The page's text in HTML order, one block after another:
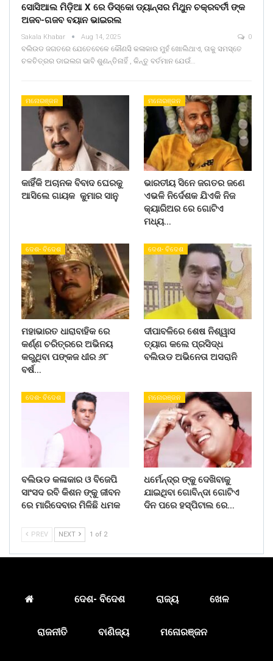
ସୋସିଆଲ ମିଡ଼ିଆ X ରେ ଡିସ୍କୋ ଡ୍ୟାନ୍ସର ମିଥୁନ ଚକ୍ରବର୍ତୀ ଙ୍କ
ଅଜବ-ଗଜବ ବୟାନ ଭାଇରଲ
Sakala Khabar Aug 14, 2025 0
ବଲିଉଡ ଜଗତରେ ଯେତେବେଳେ କୌଣସି କଳାକାର ମୁହଁ ଖୋଲିଥାଏ, ତାକୁ ସମସ୍ତେ
ଚଳଚିତ୍ରର ଡାଇଲଗ ଭାବି ଶୁଣନ୍ତିନାହିଁ , କିନ୍ତୁ ବର୍ତମାନ ଯେଉଁ…
ମନୋରଞ୍ଜନ
କାହିଁକି ଅଚାନକ ବିବାଦ ଘେରକୁ
ଆସିଲେ ଗାୟକ କୁମାର ସାନୁ
ମନୋରଞ୍ଜନ
ଭାରତୀୟ ସିନେ ଜଗତର ଜଣେ
ଏଭଳି ନିର୍ଦେଶକ ଯିଏକି ନିଜ
କ୍ୟାରିଅର ରେ ଗୋଟିଏ
ମଧ୍ୟ…
ଦେଶ- ବିଦେଶ
ମହାଭାରତ ଧାରାବାହିକ ରେ
କର୍ଣ୍ଣ ଚରିତ୍ରରେ ଅଭିନୟ
କରୁଥିବା ପଙ୍କଜ ଧୀର ୬୮
ବର୍ଷ…
ଦେଶ- ବିଦେଶ
ଦୀପାବଳିରେ ଶେଷ ନିଶ୍ୱାସ
ତ୍ୟାଗ କଲେ ପ୍ରସିଦ୍ଧ
ବଲିଉଡ ଅଭିନେତା ଅସରାନି
ଦେଶ- ବିଦେଶ
ବଲିଉଡ କଳାକାର ଓ ବିଜେପି
ସାଂସଦ ରବି କିଶନ ଙ୍କୁ ଜୀବନ
ରେ ମାରିଦେବାର ମିଳିଛି ଧମକ
ମନୋରଞ୍ଜନ
ଧର୍ମେନ୍ଦ୍ର ଙ୍କୁ ଦେଖିବାକୁ
ଯାଇଥିବା ଗୋବିନ୍ଦା ଗୋଟିଏ
ଦିନ ପରେ ହସ୍ପିଟାଲ ରେ…
PREV NEXT 1 of 2
ଦେଶ- ବିଦେଶ ରାଜ୍ୟ ଖେଳ
ରାଜନୀତି ବାଣିଜ୍ୟ ମନୋରଞ୍ଜନ